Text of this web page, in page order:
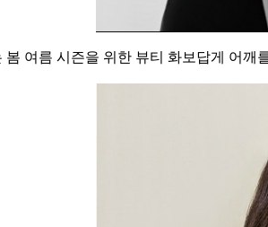
여름 시즌을 위한 뷰티 화보답게 어